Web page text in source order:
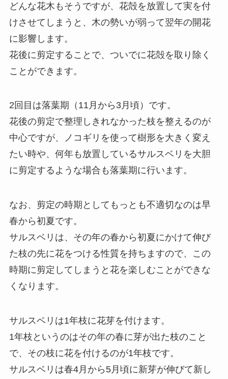
どんな花木もそうですが、花殻を放置して実を付
けさせてしまうと、木の勢いが弱って翌年の開花
に影響します。
花後に剪定することで、ついでに花殻を取り除く
ことができます。
2回目は落葉期（11月から3月頃）です。
花後の剪定で整理しきれなかった枝を整えるのが
中心ですが、ノコギリを使って樹形を大きく変え
たい時や、何年も放置しているサルスベリを大胆
に剪定するような場合も落葉期に行います。
なお、剪定の時期としてもっとも不適切なのは早
春から初夏です。
サルスベリは、その年の春から初夏にかけて伸び
た枝の先に花をつける性質を持ちますので、この
時期に剪定してしまうと花を楽しむことができな
くなります。
サルスベリは1年枝に花芽を付けます。
1年枝というのはその年の春に芽が出た枝のこと
で、その枝に花を付けるのが1年枝です。
サルスベリは春4月から5月頃に新芽が伸びて新し